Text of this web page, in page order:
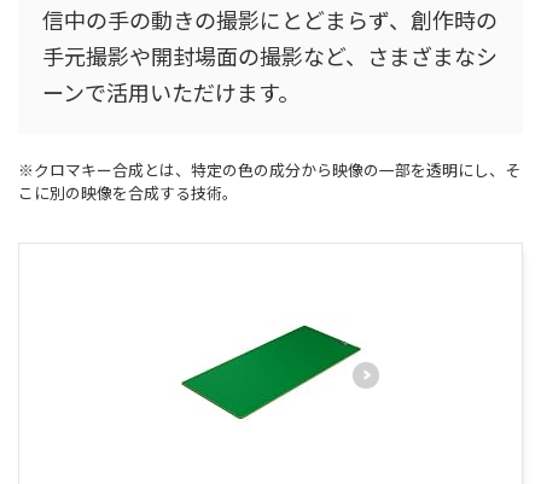
信中の手の動きの撮影にとどまらず、創作時の
手元撮影や開封場面の撮影など、さまざまなシ
ーンで活用いただけます。
※クロマキー合成とは、特定の色の成分から映像の一部を透明にし、そ
こに別の映像を合成する技術。